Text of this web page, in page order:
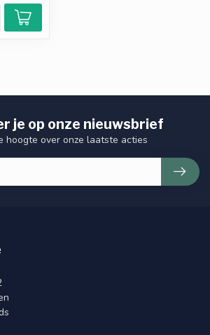
je op onze nieuwsbrief
hoogte over onze laatste acties